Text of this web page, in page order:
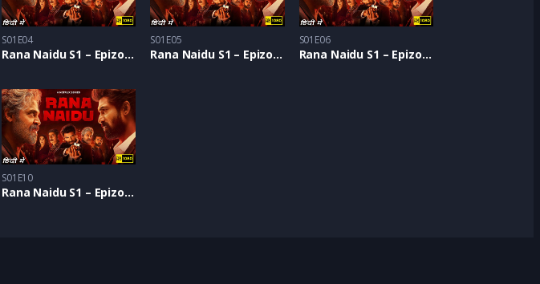
S01E04
Rana Naidu S1 – Epizoda 04
S01E05
Rana Naidu S1 – Epizoda 05
S01E06
Rana Naidu S1 – Epizoda 06
S01E10
Rana Naidu S1 – Epizoda 10